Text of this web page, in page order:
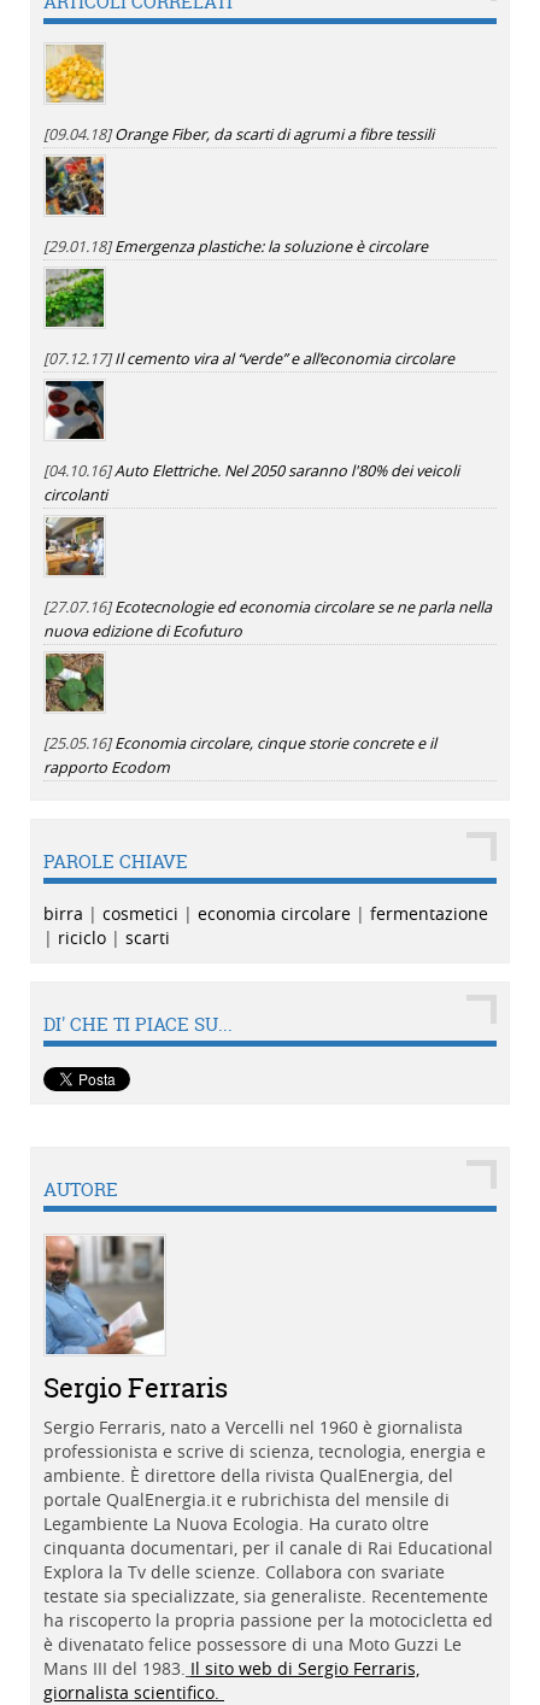
[09.04.18]Orange Fiber, da scarti di agrumi a fibre tessili
[29.01.18]Emergenza plastiche: la soluzione è circolare
[07.12.17]Il cemento vira al “verde” e all’economia circolare
[04.10.16]Auto Elettriche. Nel 2050 saranno l'80% dei veicoli
circolanti
[27.07.16]Ecotecnologie ed economia circolare se ne parla nella
nuova edizione di Ecofuturo
[25.05.16]Economia circolare, cinque storie concrete e il
rapporto Ecodom
PAROLE CHIAVE
birra | cosmetici | economia circolare | fermentazione
| riciclo | scarti
DI' CHE TI PIACE SU...
AUTORE
Sergio Ferraris
Sergio Ferraris, nato a Vercelli nel 1960 è giornalista
professionista e scrive di scienza, tecnologia, energia e
ambiente. È direttore della rivista QualEnergia, del
portale QualEnergia.it e rubrichista del mensile di
Legambiente La Nuova Ecologia. Ha curato oltre
cinquanta documentari, per il canale di Rai Educational
Explora la Tv delle scienze. Collabora con svariate
testate sia specializzate, sia generaliste. Recentemente
ha riscoperto la propria passione per la motocicletta ed
è divenatato felice possessore di una Moto Guzzi Le
Mans III del 1983. Il sito web di Sergio Ferraris,
giornalista scientifico.